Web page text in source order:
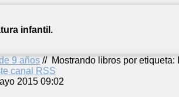
infantil.
9 años // Mostrando libros por etiqueta:
canal RSS
2015 09:02